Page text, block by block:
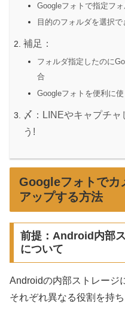
Googleフォトで指定フ
目的のフォルダを選択で
補足：
フォルダ指定したのに
合
Googleフォトを便利に
〆：LINEやキャプチャ
う!
Googleフォトでカ
アップする方法
前提：Android内部
について
Androidの内部ストレージ
それぞれ異なる役割を持ち